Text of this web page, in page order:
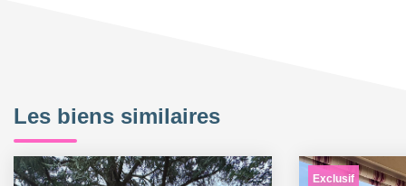
Les biens similaires
Exclusif